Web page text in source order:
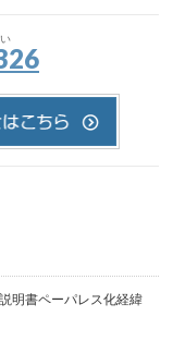
明書ペーパレス化経緯